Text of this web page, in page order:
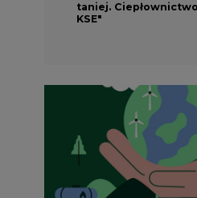
taniej.
KSE"